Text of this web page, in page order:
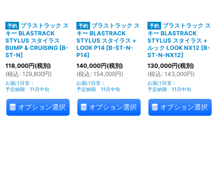
ブラストラック ス
キー BLASTRACK
STYLUS スタイラス
BUMP & CRUISING [B-
ST-N]
118,000円(税別)
(税込 : 129,800円)
お届け目安 :
予定納期 11月中旬
オプション選択
ブラストラック ス
キー BLASTRACK
STYLUS スタイラス +
LOOK P14 [B-ST-N-
P14]
140,000円(税別)
(税込 : 154,000円)
お届け目安 :
予定納期 11月中旬
オプション選択
ブラストラック ス
キー BLASTRACK
STYLUS スタイラス +
ルック LOOK NX12 [B-
ST-N-NX12]
130,000円(税別)
(税込 : 143,000円)
お届け目安 :
予定納期 11月中旬
オプション選択